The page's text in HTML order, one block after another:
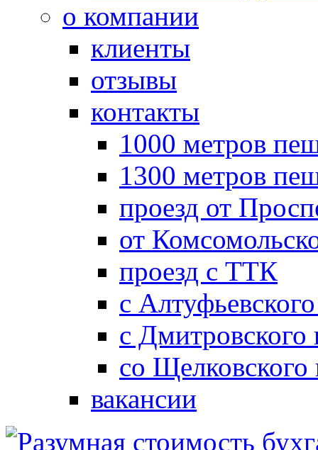
о компании
клиенты
отзывы
контакты
1000 метров
1300 метров
проезд от
от
проезд с ТТК
с
с Дмитровского
со Щелковского
вакансии